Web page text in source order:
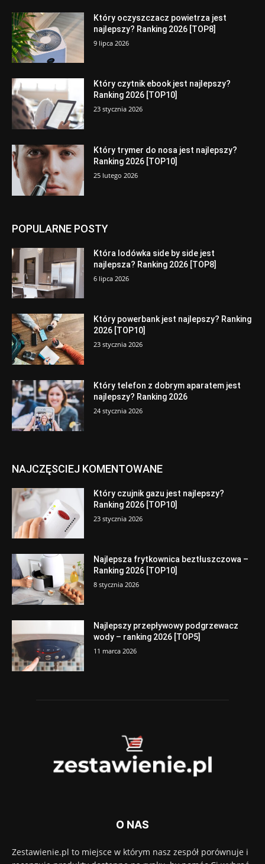
Który oczyszczacz powietrza jest
najlepszy? Ranking 2026 [TOP8]
9 lipca 2026
Który czytnik ebook jest najlepszy?
Ranking 2026 [TOP10]
23 stycznia 2026
Który trymer do nosa jest najlepszy?
Ranking 2026 [TOP10]
25 lutego 2026
POPULARNE POSTY
Która lodówka side by side jest
najlepsza? Ranking 2026 [TOP8]
6 lipca 2026
Który powerbank jest najlepszy? Ranking
2026 [TOP10]
23 stycznia 2026
Który telefon z dobrym aparatem jest
najlepszy? Ranking 2026
24 stycznia 2026
NAJCZĘSCIEJ KOMENTOWANE
Który czujnik gazu jest najlepszy?
Ranking 2026 [TOP10]
23 stycznia 2026
Najlepsza frytkownica beztłuszczowa –
Ranking 2026 [TOP10]
8 stycznia 2026
Najlepszy przepływowy podgrzewacz
wody – ranking 2026 [TOP5]
11 marca 2026
O NAS
Zestawienie.pl to miejsce w którym nasz zespół porównuje i